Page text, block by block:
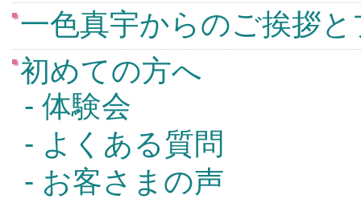
一色真宇からのご挨拶
初めての方へ
- 体験会
- よくある質問
- お客さまの声